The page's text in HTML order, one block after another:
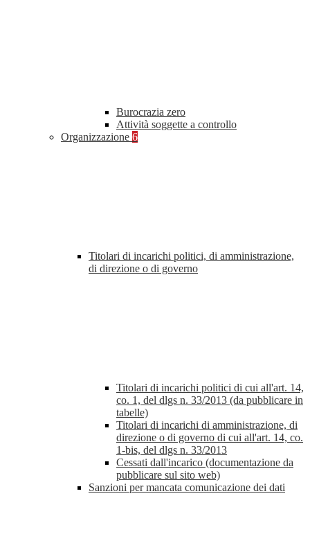
Burocrazia zero
Attività soggette a controllo
Organizzazione 6
Titolari di incarichi politici, di amministrazione,
di direzione o di governo
Titolari di incarichi politici di cui all'art. 14,
co. 1, del dlgs n. 33/2013 (da pubblicare in
tabelle)
Titolari di incarichi di amministrazione, di
direzione o di governo di cui all'art. 14, co.
1-bis, del dlgs n. 33/2013
Cessati dall'incarico (documentazione da
pubblicare sul sito web)
Sanzioni per mancata comunicazione dei dati